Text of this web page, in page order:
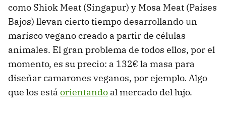
como Shiok Meat (Singapur) y Mosa Meat (Países
Bajos) llevan cierto tiempo desarrollando un
marisco vegano creado a partir de células
animales. El gran problema de todos ellos, por el
momento, es su precio: a 132€ la masa para
diseñar camarones veganos, por ejemplo. Algo
que los está orientando al mercado del lujo.